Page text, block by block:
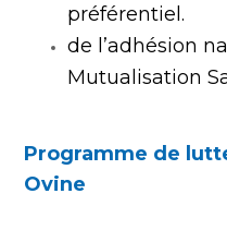
préférentiel.
de l’adhésion
Mutualisation
Programme de
Ovine